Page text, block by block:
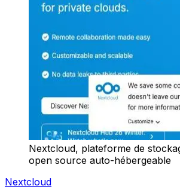
Nextcloud, plateforme de
open source auto-hébergeable
Nextcloud